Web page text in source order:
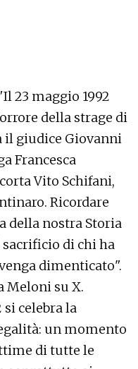
23 maggio 1992
della strage di
il giudice Giovanni
Francesca
Vito Schifani,
Ricordare
della nostra Storia
di chi ha
dimenticato".
Meloni su X.
celebra la
un momento
di tutte le